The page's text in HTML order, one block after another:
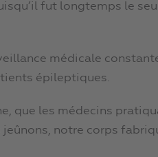
fut longtemps le
médicale
épileptiques.
que les médecins
notre corps